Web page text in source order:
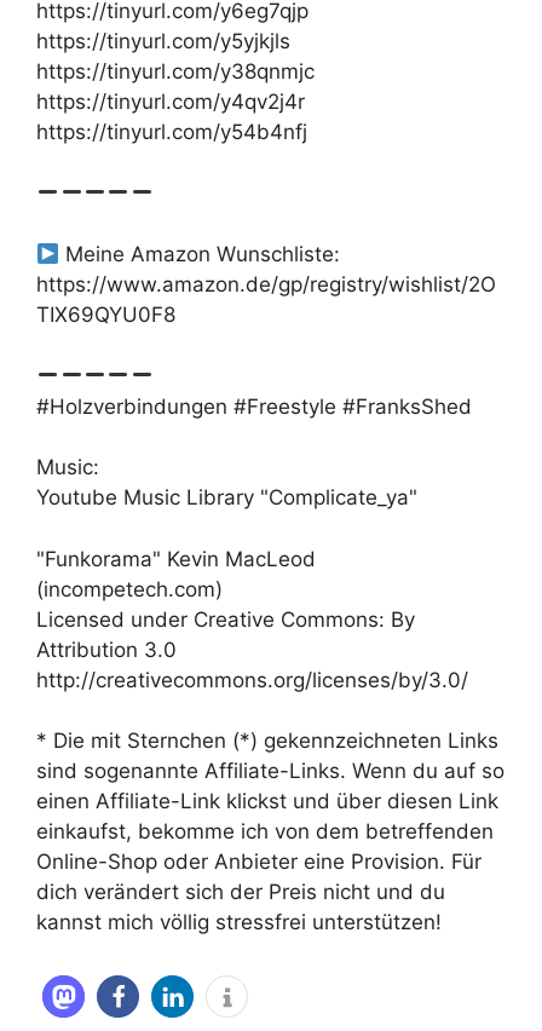
https://tinyurl.com/y6eg7qjp
https://tinyurl.com/y5yjkjls
https://tinyurl.com/y38qnmjc
https://tinyurl.com/y4qv2j4r
https://tinyurl.com/y54b4nfj
Meine Amazon Wunschliste:
https://www.amazon.de/gp/registry/wishlist/2O
TIX69QYU0F8
#Holzverbindungen #Freestyle #FranksShed
Music:
Youtube Music Library "Complicate_ya"
"Funkorama" Kevin MacLeod
(incompetech.com)
Licensed under Creative Commons: By
Attribution 3.0
http://creativecommons.org/licenses/by/3.0/
* Die mit Sternchen (*) gekennzeichneten Links
sind sogenannte Affiliate-Links. Wenn du auf so
einen Affiliate-Link klickst und über diesen Link
einkaufst, bekomme ich von dem betreffenden
Online-Shop oder Anbieter eine Provision. Für
dich verändert sich der Preis nicht und du
kannst mich völlig stressfrei unterstützen!